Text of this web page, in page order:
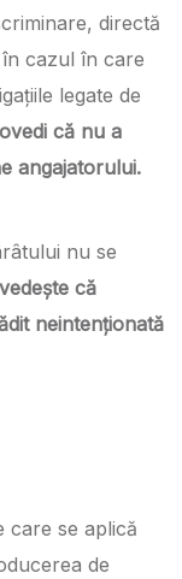
directă
cazul în care
legate de
că nu a
angajatorului.
nu se
că
neintenționată
care se aplică
de